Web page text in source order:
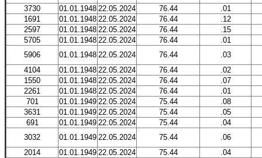
3730
01.01.1948 22.05.2024 76.44
.01
1691
01.01.1948 22.05.2024 76.44
.12
2597
01.01.1948 22.05.2024 76.44
.15
5705
01.01.1948 22.05.2024 76.44
.01
5906
01.01.1948 22.05.2024 76.44
.03
4104
01.01.1948 22.05.2024 76.44
.02
1550
01.01.1948 22.05.2024 76.44
.07
2261
01.01.1948 22.05.2024 76.44
.01
701
01.01.1949 22.05.2024 75.44
.08
3631
01.01.1949 22.05.2024 75.44
.05
691
01.01.1949 22.05.2024 75.44
.04
3032
01.01.1949 22.05.2024 75.44
.06
2014
01.01.1949 22.05.2024 75.44
.04